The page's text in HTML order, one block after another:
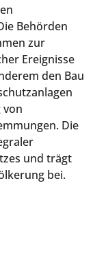
Behörden
zur
Ereignisse
den Bau
von
Die
und trägt
bei.